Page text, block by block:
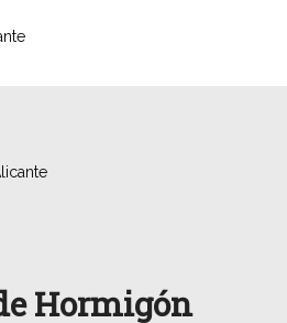
Hormigón